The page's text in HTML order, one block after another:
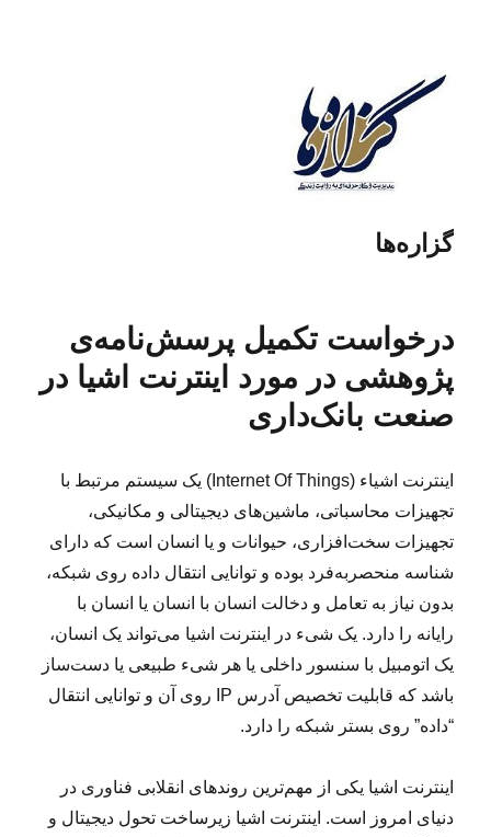
گزاره‌ها
درخواست تکمیل پرسش‌نامه‌ی
پژوهشی در مورد اینترنت اشیا در
صنعت بانک‌داری
اینترنت اشیاء (Internet Of Things) یک سیستم مرتبط با
تجهیزات محاسباتی، ماشین‌های دیجیتالی و مکانیکی،
تجهیزات سخت‌افزاری، حیوانات و یا انسان است که دارای
شناسه منحصربه‌فرد بوده و توانایی انتقال داده روی شبکه،
بدون نیاز به تعامل و دخالت انسان با انسان یا انسان با
رایانه را دارد. یک شیء در اینترنت اشیا می‌تواند یک انسان،
یک اتومبیل با سنسور داخلی یا هر شیء طبیعی یا دست‌ساز
باشد که قابلیت تخصیص آدرس IP روی آن و توانایی انتقال
“داده” روی بستر شبکه را دارد.
اینترنت اشیا یکی از مهم‌ترین روندهای انقلابی فناوری در
دنیای امروز است. اینترنت اشیا زیرساخت تحول دیجیتال و